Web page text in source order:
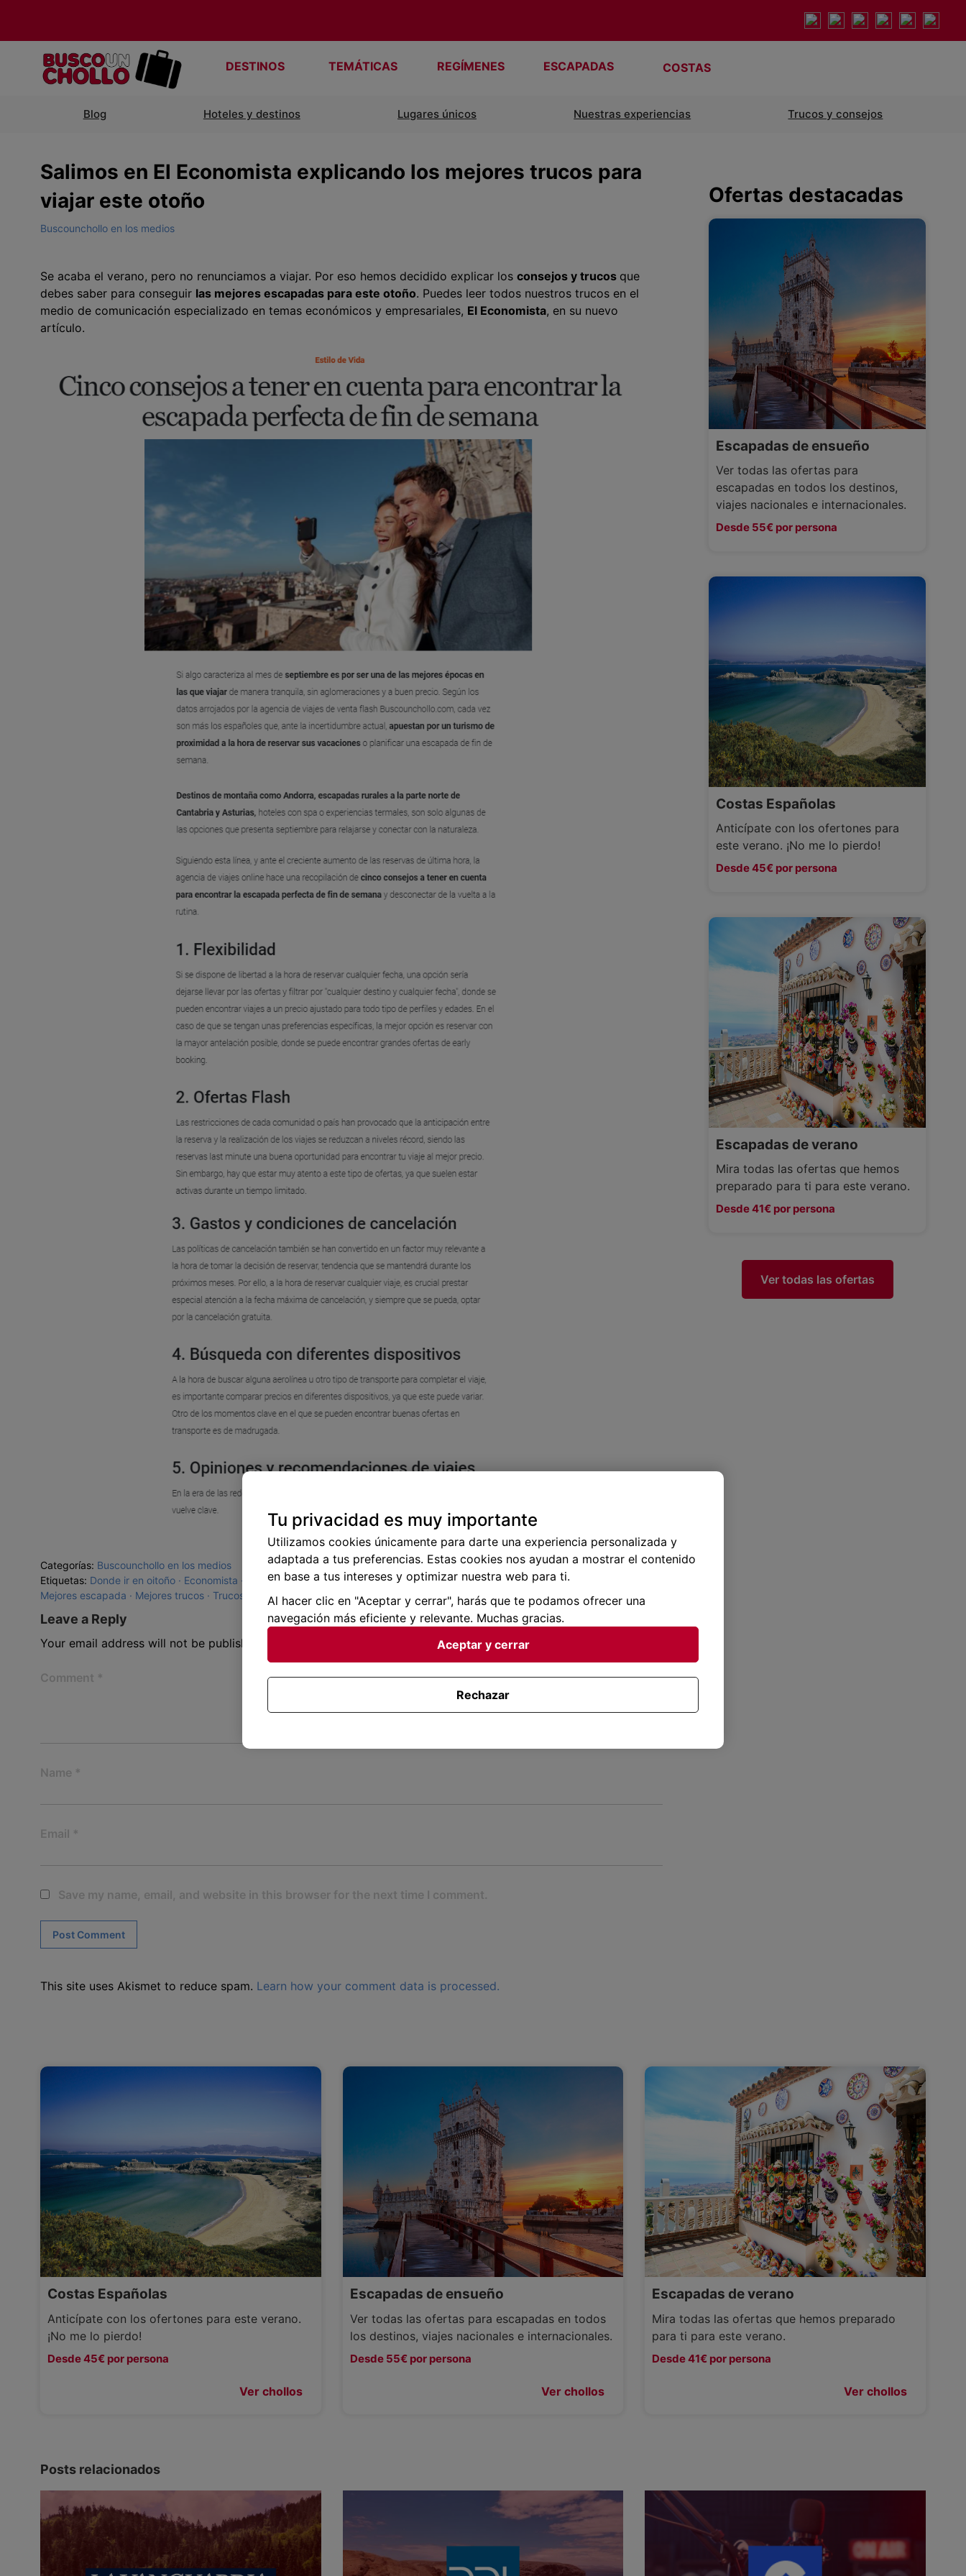
DESTINOS TEMÁTICAS REGÍMENES ESCAPADAS COSTAS
Blog Hoteles y destinos Lugares únicos Nuestras experiencias Trucos y consejos
Salimos en El Economista explicando los mejores trucos para
viajar este otoño
Buscounchollo en los medios
Se acaba el verano, pero no renunciamos a viajar. Por eso hemos decidido explicar los consejos y trucos que
debes saber para conseguir las mejores escapadas para este otoño. Puedes leer todos nuestros trucos en el
medio de comunicación especializado en temas económicos y empresariales, El Economista, en su nuevo
artículo.
Categorías: Buscounchollo en los medios
Etiquetas: Donde ir en oitoño Economista Escapadas otoño Medios de comunicación Medios de turismo
Mejores consejos
Mejores escapada
Mejores trucos Trucos y consedjos
Leave a Reply
Your email address will not be published.
Comment *
Name *
Email *
Save my name, email, and website in this browser for the next time I comment.
This site uses Akismet to reduce spam. Learn how your comment data is processed.
Ofertas destacadas
Escapadas de ensueño
Ver todas las ofertas para
escapadas en todos los destinos,
viajes nacionales e internacionales.
Desde 55€ por persona
Costas Españolas
Anticípate con los ofertones para
este verano. ¡No me lo pierdo!
Desde 45€ por persona
Escapadas de verano
Mira todas las ofertas que hemos
preparado para ti para este verano.
Desde 41€ por persona
Ver todas las ofertas
Costas Españolas
Anticípate con los ofertones para este verano.
¡No me lo pierdo!
Desde 45€ por persona
Ver chollos
Escapadas de ensueño
Ver todas las ofertas para escapadas en todos
los destinos, viajes nacionales e internacionales.
Desde 55€ por persona
Ver chollos
Escapadas de verano
Mira todas las ofertas que hemos preparado
para ti para este verano.
Desde 41€ por persona
Ver chollos
Posts relacionados
Tu privacidad es muy importante
Utilizamos cookies únicamente para darte una experiencia personalizada y
adaptada a tus preferencias. Estas cookies nos ayudan a mostrar el contenido
en base a tus intereses y optimizar nuestra web para ti.
Al hacer clic en "Aceptar y cerrar", harás que te podamos ofrecer una
navegación más eficiente y relevante. Muchas gracias.
Aceptar y cerrar
Rechazar